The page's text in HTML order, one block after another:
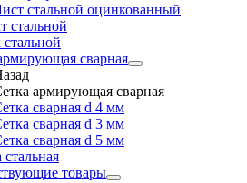
стальной оцинкованный
стальной
сварная
армирующая сварная
сварная d 4 мм
сварная d 3 мм
сварная d 5 мм
товары